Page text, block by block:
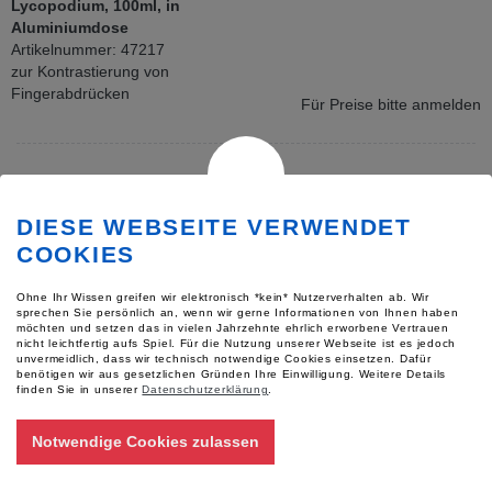
Lycopodium, 100ml, in
Aluminiumdose
Artikelnummer: 47217
zur Kontrastierung von
Fingerabdrücken
Für Preise bitte anmelden
Caput-Mortuum mit
Reisstärke
Fingerabdrücken
DIESE WEBSEITE VERWENDET
COOKIES
Ohne Ihr Wissen greifen wir elektronisch *kein* Nutzerverhalten ab. Wir
sprechen Sie persönlich an, wenn wir gerne Informationen von Ihnen haben
möchten und setzen das in vielen Jahrzehnte ehrlich erworbene Vertrauen
nicht leichtfertig aufs Spiel. Für die Nutzung unserer Webseite ist es jedoch
unvermeidlich, dass wir technisch notwendige Cookies einsetzen. Dafür
benötigen wir aus gesetzlichen Gründen Ihre Einwilligung.
Weitere Details
finden Sie in unsererDatenschutzerklärung
Notwendige Cookies zulassen